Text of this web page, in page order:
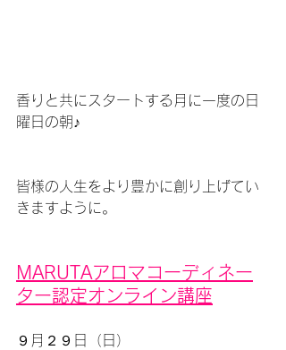
香りと共にスタートする月に一度の日
曜日の朝♪
皆様の人生をより豊かに創り上げてい
きますように。
MARUTAアロマコーディネー
ター認定オンライン講座
９月２９日（日）